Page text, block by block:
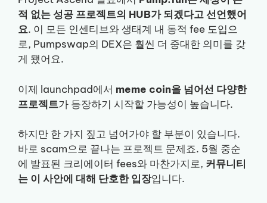
적 없는 성공 프로젝트의 HUB가 되겠다고 선언했어
요. 이 모든 인센티브와 생태계 내 동적 fee 도입으
로, Pumpswap의 DEX은 훨씬 더 중대한 의미를 갖
게 됐어요.
이제 launchpad에서 meme coin을 넘어선 다양한
프로젝트가 등장하기 시작할 가능성이 높습니다.
하지만 한 가지 짚고 넘어가야 할 부분이 있습니다.
바로 scam으로 끝나는 프로젝트 문제죠. 5월 중순
에 발표된 크리에이터 fees와 마찬가지로, 커뮤니티
는 이 사안에 대해 단호한 입장입니다.